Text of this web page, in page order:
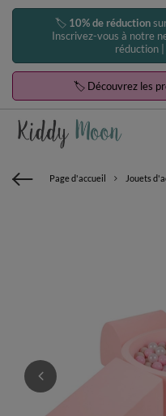
🏷️ 10% de réduction
Inscrivez-vous à notre
réduction |
🏷️ Découvrez les
Page d'accueil Jouets